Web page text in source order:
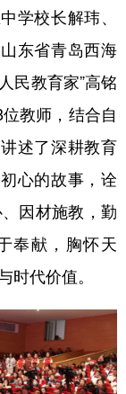
学校长解玮、
东省青岛西海
民教育家”高铭
教师，结合自
述了深耕教育
心的故事，诠
因材施教，勤
奉献，胸怀天
时代价值。